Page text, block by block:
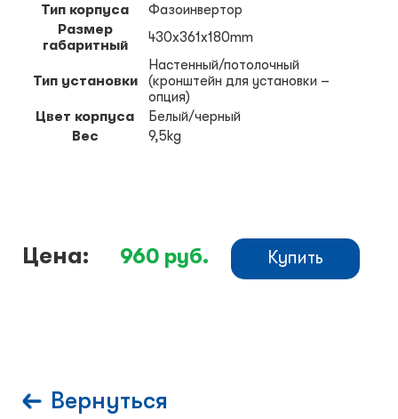
Тип корпуса
Фазоинвертор
Размер
габаритный
430x361x180mm
Тип установки
Настенный/потолочный
(кронштейн для установки –
опция)
Цвет корпуса
Белый/черный
Вес
9,5kg
Цена: 960 руб. Купить
Вернуться